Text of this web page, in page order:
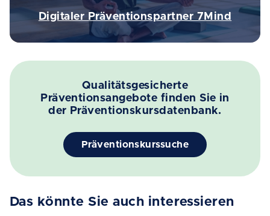
Digitaler Präventionspartner 7Mind
Qualitätsgesicherte
Präventionsangebote finden Sie in
der Präventionskursdatenbank.
Präventionskurssuche
Das könnte Sie auch interessieren